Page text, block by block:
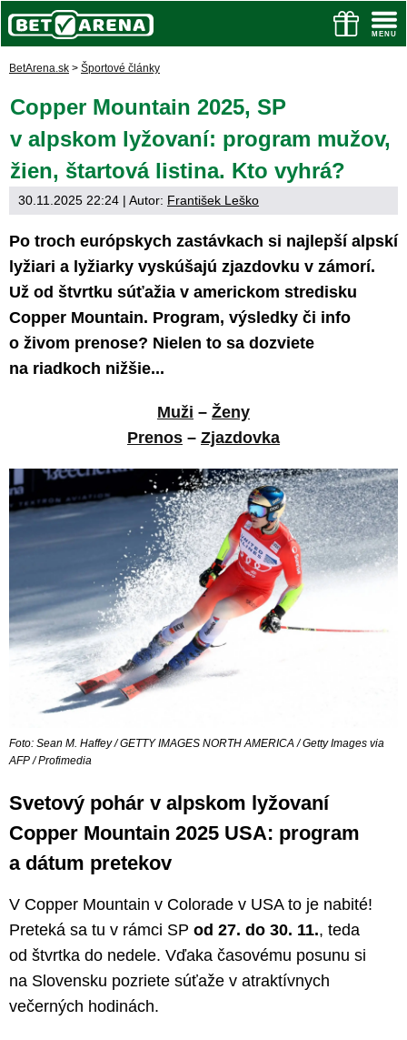
BetArena.sk > Športové články
Copper Mountain 2025, SP
v alpskom lyžovaní: program mužov,
žien, štartová listina. Kto vyhrá?
30.11.2025 22:24 | Autor: František Leško
Po troch európskych zastávkach si najlepší alpskí
lyžiari a lyžiarky vyskúšajú zjazdovku v zámorí.
Už od štvrtku súťažia v americkom stredisku
Copper Mountain. Program, výsledky či info
o živom prenose? Nielen to sa dozviete
na riadkoch nižšie...
Muži – Ženy
Prenos – Zjazdovka
Foto: Sean M. Haffey / GETTY IMAGES NORTH AMERICA / Getty Images via
AFP / Profimedia
Svetový pohár v alpskom lyžovaní
Copper Mountain 2025 USA: program
a dátum pretekov
V Copper Mountain v Colorade v USA to je nabité!
Preteká sa tu v rámci SP od 27. do 30. 11., teda
od štvrtka do nedele. Vďaka časovému posunu si
na Slovensku pozriete súťaže v atraktívnych
večerných hodinách.